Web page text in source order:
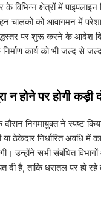
विभिन्न क्षेत्रों में
चालकों को आवागमन में
पर शुरू करने के आदेश
निर्माण कार्य को भी जल्द
होने पर होगी कड़ी
दौरान निगमायुक्त ने स्पष्ट
या ठेकेदार निर्धारित अवधि
उन्होंने सभी संबंधित
दी है, ताकि धरातल पर हो रहे